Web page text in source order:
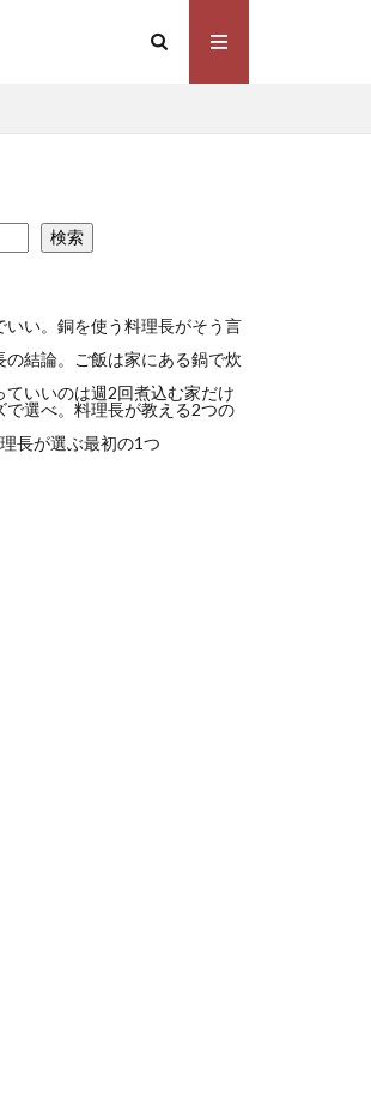
検索
いい。銅を使う料理長がそう言
結論。ご飯は家にある鍋で炊
ていいのは週2回煮込む家だけ
で選べ。料理長が教える2つの
長が選ぶ最初の1つ